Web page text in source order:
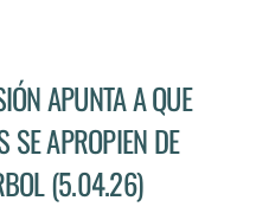
APUNTA A QUE
SE APROPIEN DE
(5.04.26)